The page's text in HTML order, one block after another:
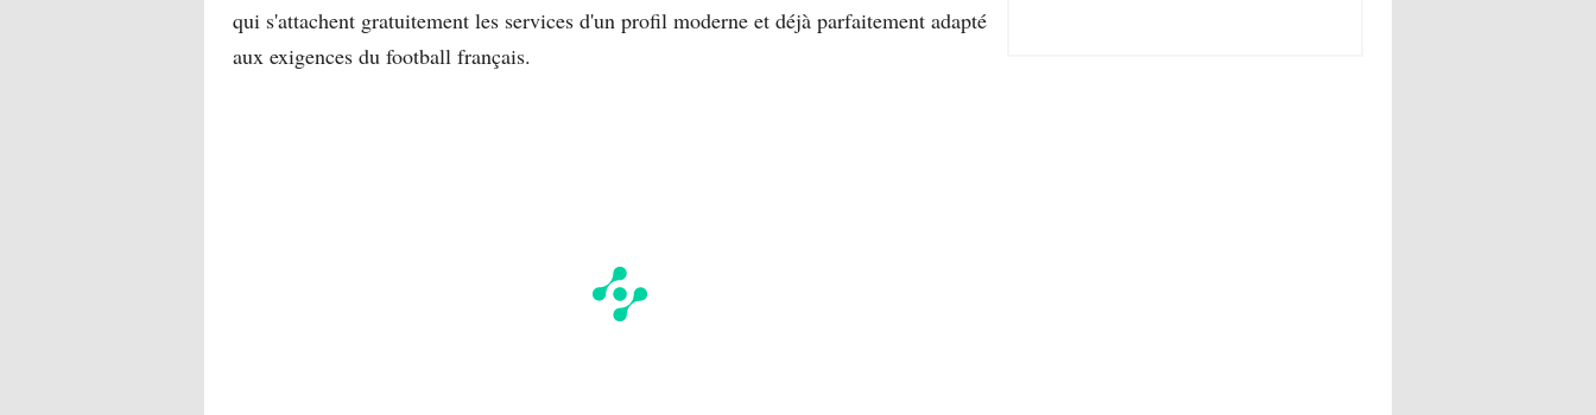
qui s'attachent gratuitement les services d'un profil moderne et déjà parfaitement adapté
aux exigences du football français.